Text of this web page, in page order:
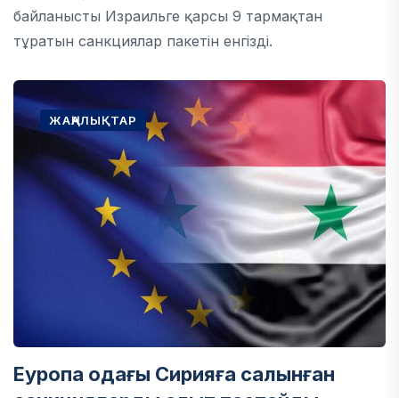
байланысты Израильге қарсы 9 тармақтан
тұратын санкциялар пакетін енгізді.
ЖАҢАЛЫҚТАР
Еуропа одағы Сирияға салынған